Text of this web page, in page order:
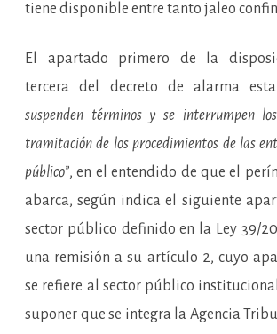
tiene disponible entre tanto jaleo
El apartado primero de la
tercera del decreto de alarma
suspenden términos y se interrumpen
tramitación de los procedimientos de las
público”, en el entendido de que el
abarca, según indica el siguiente
sector público definido en la Ley 39/
una remisión a su artículo 2, cuyo
se refiere al sector público
suponer que se integra la Agencia